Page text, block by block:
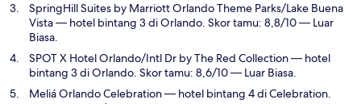
SpringHill Suites by Marriott Orlando Theme Parks/Lake Buena
Vista— hotel bintang 3 di Orlando. Skor tamu: 8,8/10 — Luar
Biasa.
SPOT X Hotel Orlando/Intl Dr by The Red Collection— hotel
bintang 3 di Orlando. Skor tamu: 8,6/10 — Luar Biasa.
Meliá Orlando Celebration— hotel bintang 4 di Celebration.